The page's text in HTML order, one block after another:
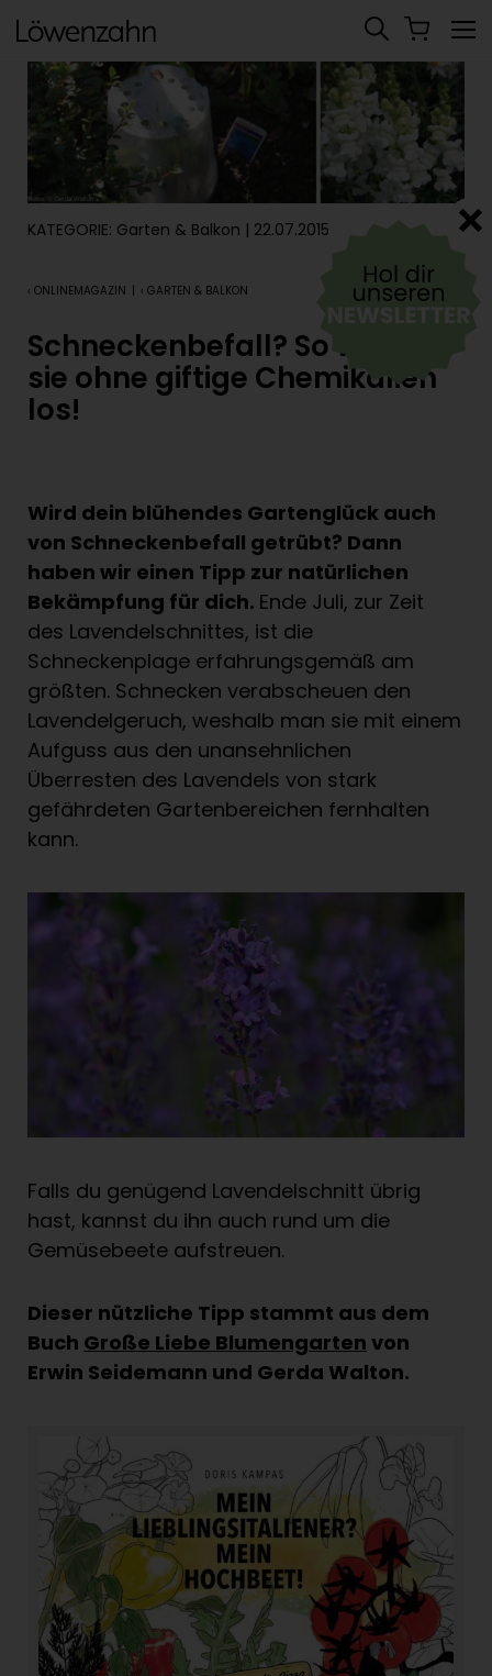
KATEGORIE: Garten & Balkon | 22.07.2015
‹ ONLINEMAGAZIN | ‹ GARTEN & BALKON
Schneckenbefall? So wirst du
sie ohne giftige Chemikalien
los!
Wird dein blühendes Gartenglück auch
von Schneckenbefall getrübt? Dann
haben wir einen Tipp zur natürlichen
Bekämpfung für dich. Ende Juli, zur Zeit
des Lavendelschnittes, ist die
Schneckenplage erfahrungsgemäß am
größten. Schnecken verabscheuen den
Lavendelgeruch, weshalb man sie mit einem
Aufguss aus den unansehnlichen
Überresten des Lavendels von stark
gefährdeten Gartenbereichen fernhalten
kann.
Falls du genügend Lavendelschnitt übrig
hast, kannst du ihn auch rund um die
Gemüsebeete aufstreuen.
Dieser nützliche Tipp stammt aus dem
Buch Große Liebe Blumengarten von
Erwin Seidemann und Gerda Walton.